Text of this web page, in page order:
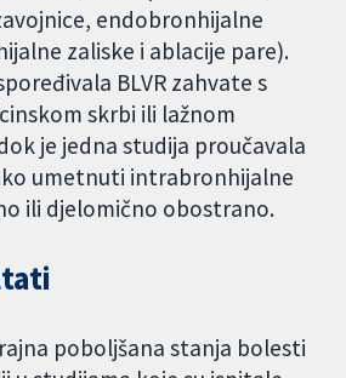
endobronhijalne
zaliske i ablacije pare).
BLVR zahvate s
skrbi ili lažnom
je jedna studija proučavala
umetnuti intrabronhijalne
ili djelomično obostrano.
poboljšana stanja bolesti